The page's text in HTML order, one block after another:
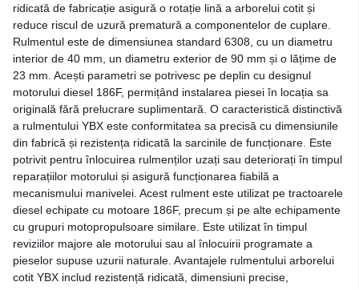
ridicată de fabricație asigură o rotație lină a arborelui cotit și
reduce riscul de uzură prematură a componentelor de cuplare.
Rulmentul este de dimensiunea standard 6308, cu un diametru
interior de 40 mm, un diametru exterior de 90 mm și o lățime de
23 mm. Acești parametri se potrivesc pe deplin cu designul
motorului diesel 186F, permițând instalarea piesei în locația sa
originală fără prelucrare suplimentară. O caracteristică distinctivă
a rulmentului YBX este conformitatea sa precisă cu dimensiunile
din fabrică și rezistența ridicată la sarcinile de funcționare. Este
potrivit pentru înlocuirea rulmenților uzați sau deteriorați în timpul
reparațiilor motorului și asigură funcționarea fiabilă a
mecanismului manivelei. Acest rulment este utilizat pe tractoarele
diesel echipate cu motoare 186F, precum și pe alte echipamente
cu grupuri motopropulsoare similare. Este utilizat în timpul
reviziilor majore ale motorului sau al înlocuirii programate a
pieselor supuse uzurii naturale. Avantajele rulmentului arborelui
cotit YBX includ rezistență ridicată, dimensiuni precise,